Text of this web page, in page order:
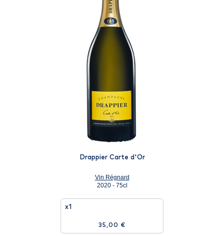
Drappier Carte d'Or
Vin Régnard
2020 - 75cl
x1
35,00 €